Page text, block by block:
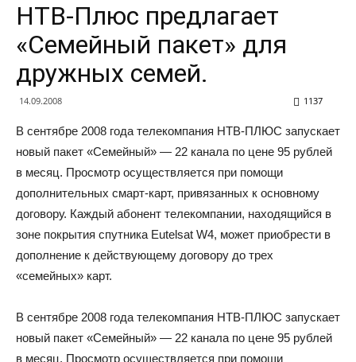
НТВ-Плюс предлагает
«Семейный пакет» для
дружных семей.
14.09.2008 1137
В сентябре 2008 года телекомпания НТВ-ПЛЮС запускает
новый пакет «Семейный» — 22 канала по цене 95 рублей
в месяц. Просмотр осуществляется при помощи
дополнительных смарт-карт, привязанных к основному
договору. Каждый абонент телекомпании, находящийся в
зоне покрытия спутника Eutelsat W4, может приобрести в
дополнение к действующему договору до трех
«семейных» карт.
В сентябре 2008 года телекомпания НТВ-ПЛЮС запускает
новый пакет «Семейный» — 22 канала по цене 95 рублей
в месяц. Просмотр осуществляется при помощи